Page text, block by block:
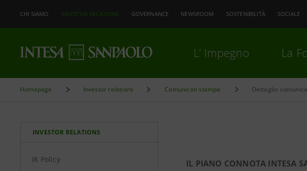
CHI SIAMO INVESTOR RELATIONS GOVERNANCE NEWSROOM SOSTENIBILITÀ SOCIALE
L’ Impegno La
Homepage Investor relations Comunicati stampa Dettaglio
INVESTOR RELATIONS
IR Policy
IL PIANO CONNOTA INTESA